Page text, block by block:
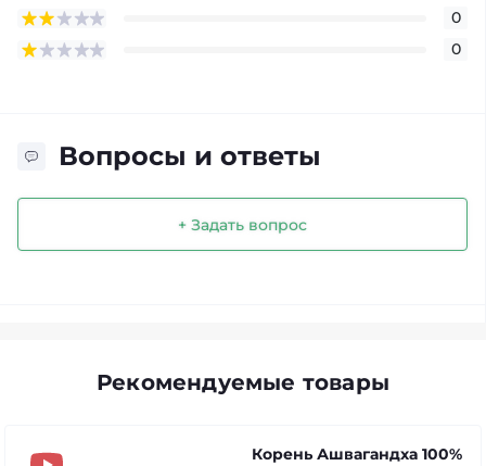
0
0
Вопросы и ответы
+ Задать вопрос
Рекомендуемые товары
Корень Ашвагандха 100%